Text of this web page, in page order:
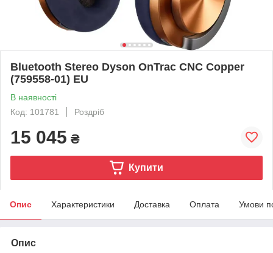
Bluetooth Stereo Dyson OnTrac CNC Copper
(759558-01) EU
В наявності
Код: 101781
Роздріб
15 045 ₴
Купити
Опис Характеристики Доставка Оплата Умови
Опис